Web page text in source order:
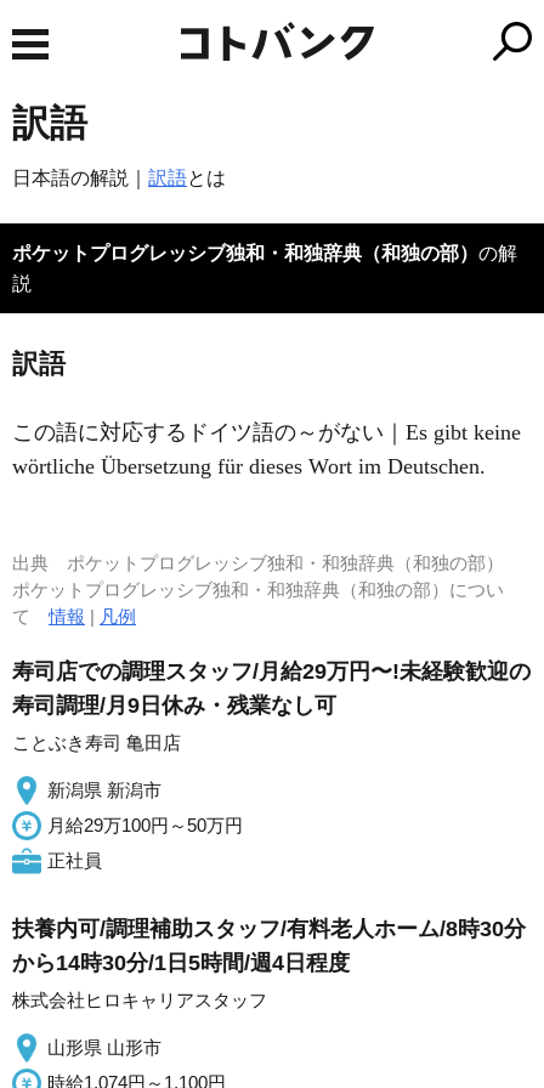
訳語
日本語の解説｜ 訳語とは
ポケットプログレッシブ独和・和独辞典（和独の部） の解
説
訳語
この語に対応するドイツ語の～がない｜Es gibt keine
wörtliche Übersetzung für dieses Wort im Deutschen.
出典 ポケットプログレッシブ独和・和独辞典（和独の部）
ポケットプログレッシブ独和・和独辞典（和独の部）につい
て情報 | 凡例
寿司店での調理スタッフ/月給29万円〜!未経験歓迎の
寿司調理/月9日休み・残業なし可
ことぶき寿司 亀田店
新潟県 新潟市
月給29万100円～50万円
正社員
扶養内可/調理補助スタッフ/有料老人ホーム/8時30分
から14時30分/1日5時間/週4日程度
株式会社ヒロキャリアスタッフ
山形県 山形市
時給1,074円～1,100円